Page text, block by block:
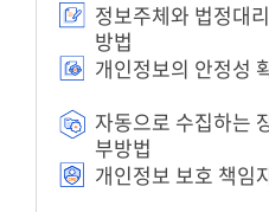
정보주체와 법정대
방법
개인정보의 안정성
자동으로 수집하는
부방법
개인정보 보호 책임